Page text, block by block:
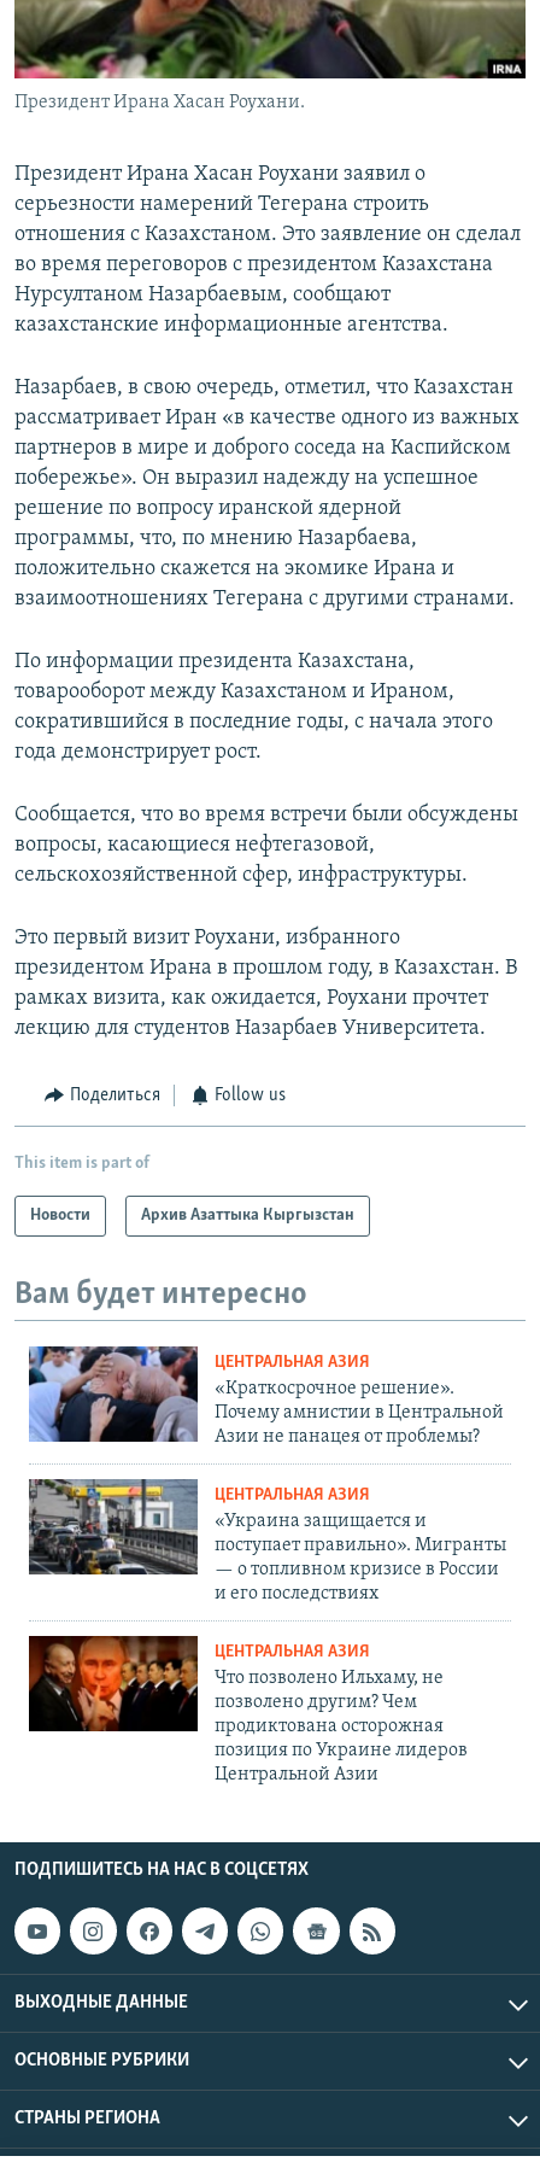
Президент Ирана Хасан Роухани.
Президент Ирана Хасан Роухани заявил о
серьезности намерений Тегерана строить
отношения с Казахстаном. Это заявление он сделал
во время переговоров с президентом Казахстана
Нурсултаном Назарбаевым, сообщают
казахстанские информационные агентства.
Назарбаев, в свою очередь, отметил, что Казахстан
рассматривает Иран «в качестве одного из важных
партнеров в мире и доброго соседа на Каспийском
побережье». Он выразил надежду на успешное
решение по вопросу иранской ядерной
программы, что, по мнению Назарбаева,
положительно скажется на экомике Ирана и
взаимоотношениях Тегерана с другими странами.
По информации президента Казахстана,
товарооборот между Казахстаном и Ираном,
сократившийся в последние годы, с начала этого
года демонстрирует рост.
Сообщается, что во время встречи были обсуждены
вопросы, касающиеся нефтегазовой,
сельскохозяйственной сфер, инфраструктуры.
Это первый визит Роухани, избранного
президентом Ирана в прошлом году, в Казахстан. В
рамках визита, как ожидается, Роухани прочтет
лекцию для студентов Назарбаев Университета.
Поделиться Follow us
This item is part of
Новости Архив Азаттыка Кыргызстан
Вам будет интересно
ЦЕНТРАЛЬНАЯ АЗИЯ
«Краткосрочное решение».
Почему амнистии в Центральной
Азии не панацея от проблемы?
ЦЕНТРАЛЬНАЯ АЗИЯ
«Украина защищается и
поступает правильно». Мигранты
— о топливном кризисе в России
и его последствиях
ЦЕНТРАЛЬНАЯ АЗИЯ
Что позволено Ильхаму, не
позволено другим? Чем
продиктована осторожная
позиция по Украине лидеров
Центральной Азии
ПОДПИШИТЕСЬ НА НАС В СОЦСЕТЯХ
ВЫХОДНЫЕ ДАННЫЕ
ОСНОВНЫЕ РУБРИКИ
СТРАНЫ РЕГИОНА